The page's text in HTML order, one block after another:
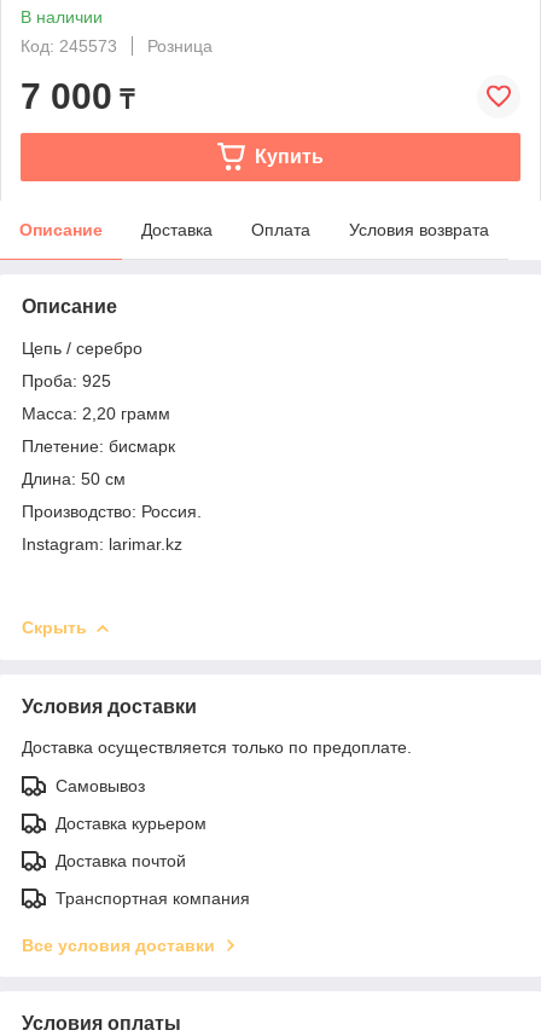
В наличии
Код: 245573
Розница
7 000 ₸
Купить
Описание Доставка Оплата Условия возврата
Описание
Цепь / серебро
Проба: 925
Масса: 2,20 грамм
Плетение: бисмарк
Длина: 50 см
Производство: Россия.
Instagram: larimar.kz
Скрыть
Условия доставки
Доставка осуществляется только по предоплате.
Самовывоз
Доставка курьером
Доставка почтой
Транспортная компания
Все условия доставки
Условия оплаты